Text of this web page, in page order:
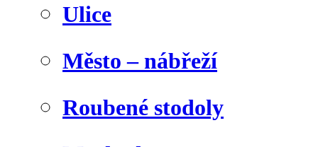
Ulice
Město – nábřeží
Roubené stodoly